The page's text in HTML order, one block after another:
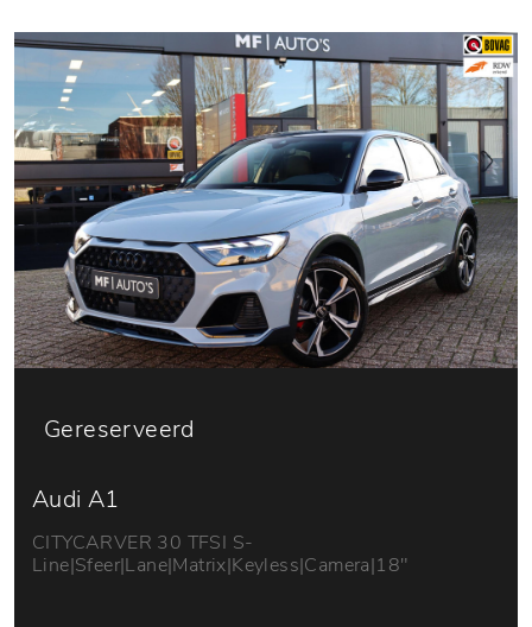
Gereserveerd
Audi A1
CITYCARVER 30 TFSI S-
Line|Sfeer|Lane|Matrix|Keyless|Camera|18"